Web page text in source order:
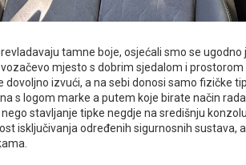
tamne boje, osjećali smo se
mjesto s dobrim sjedalom i
dovoljno izvući, a na sebi donosi samo fizičke
s logom marke a putem koje birate način
stavljanje tipke negdje na središnju
isključivanja određenih sigurnosnih sustava,